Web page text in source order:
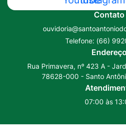
a
Social
Youtube
a
Rede
Social
Instagram
Contato
Telefone: (66)
Endereço
Rua Primavera, nº 423 A -
78628-000 - Santo
07:00 às